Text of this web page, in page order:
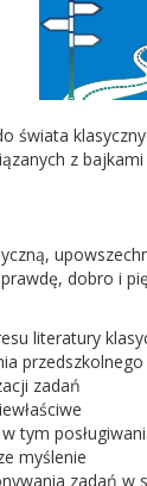
świata
z
dobro i
literatury
zadań
tym
myślenie
zadań w